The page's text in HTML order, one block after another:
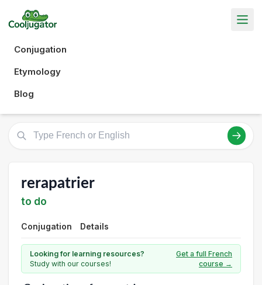
Conjugation
Etymology
Blog
rerapatrier
to do
Conjugation Details
Looking for learning resources?
Study with our courses!
Get a full French
course →